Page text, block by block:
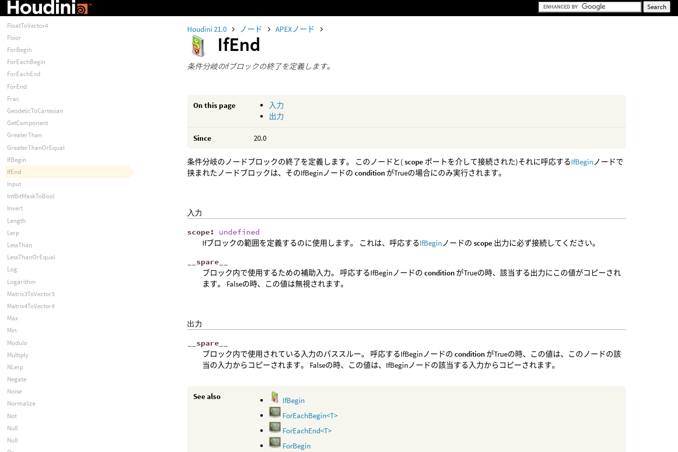
Houdini 21.0 ノード APEXノード
IfEnd
条件分岐のIfブロックの終了を定義します。
On this page
入力
出力
Since 20.0
条件分岐のノードブロックの終了を定義します。 このノードと(scope ポートを介して接続された)それに呼応するIfBeginノードで
挟まれたノードブロックは、そのIfBeginノードのcondition がTrueの場合にのみ実行されます。
入力
scope: undefined
Ifブロックの範囲を定義するのに使用します。 これは、呼応するIfBegin ノードのscope 出力に必ず接続してください。
spare
ブロック内で使用するための補助入力。 呼応するIfBeginノードのcondition がTrueの時、該当する出力にこの値がコピーされ
ます。 Falseの時、この値は無視されます。
出力
spare
ブロック内で使用されている入力のパススルー。 呼応するIfBeginノードのcondition がTrueの時、この値は、このノードの該
当の入力からコピーされます。 Falseの時、この値は、IfBeginノードの該当する入力からコピーされます。
See also
IfBegin
ForEachBegin<T>
ForEachEnd<T>
ForBegin
FloatToVector3
FloatToVector4
Floor
ForBegin
ForEachBegin
ForEachEnd
ForEnd
Frac
GeodeticToCartesian
GetComponent
GreaterThan
GreaterThanOrEqual
IfBegin
IfEnd
Input
IntBitMaskToBool
Invert
Length
Lerp
LessThan
LessThanOrEqual
Log
Logarithm
Matrix3ToVector3
Matrix4ToVector4
Max
Min
Modulo
Multiply
NLerp
Negate
Noise
Normalize
Not
Null
Null